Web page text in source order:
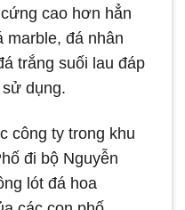
cao hơn hẳn
marble, đá nhân
trắng suối lau đáp
dụng.
công ty trong khu
đi bộ Nguyễn
lót đá hoa